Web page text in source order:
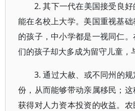
2. 其下一代在美国接受良
能在名校上大学。美国重视基
的孩子，中小学都是一视同仁
们的孩子却大多成为留守儿童，
3. 通过大赦、或不同州的
份，从而能够带动亲属移民；
获得对人力资本投资的收益。农